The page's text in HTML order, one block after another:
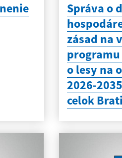
Správa o
zásad na
o lesy na
2026-
celok